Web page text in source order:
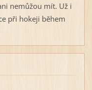
nemůžou mít. Už i
při hokeji během